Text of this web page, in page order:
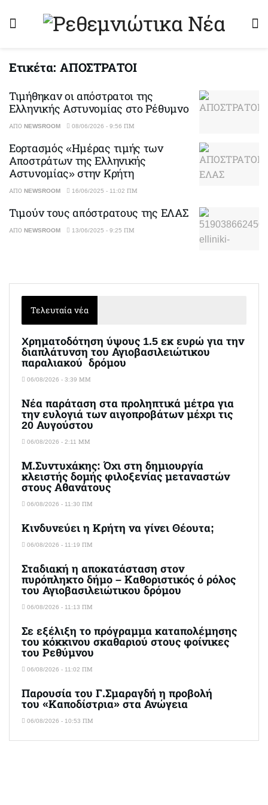
Ετικέτα:ΑΠΟΣΤΡΑΤΟΙ
Τιμήθηκαν οι απόστρατοι της
Ελληνικής Αστυνομίας στο Ρέθυμνο
ΑΠΌ NEWSROOM 08/06/2026 - 9:56 ΠΜ
Εορτασμός «Ημέρας τιμής των
Αποστράτων της Ελληνικής
Αστυνομίας» στην Κρήτη
ΑΠΌ NEWSROOM 16/06/2025 - 11:02 ΠΜ
Τιμούν τους απόστρατους της ΕΛΑΣ
ΑΠΌ NEWSROOM 13/06/2025 - 9:25 ΠΜ
Τελευταία νέα
Xρηματοδότηση ύψους 1.5 εκ ευρώ για την
διαπλάτυνση του Αγιοβασιλειώτικου
παραλιακού δρόμου
06/08/2026 - 3:39 ΜΜ
Νέα παράταση στα προληπτικά μέτρα για
την ευλογιά των αιγοπροβάτων μέχρι τις
20 Αυγούστου
06/08/2026 - 2:11 ΜΜ
Μ.Συντυχάκης: Όχι στη δημιουργία
κλειστής δομής φιλοξενίας μεταναστών
στους Αθανάτους
06/08/2026 - 11:30 ΠΜ
Κινδυνεύει η Κρήτη να γίνει Θέουτα;
06/08/2026 - 11:19 ΠΜ
Σταδιακή η αποκατάσταση στον
πυρόπληκτο δήμο – Καθοριστικός ό ρόλος
του Αγιοβασιλειώτικου δρόμου
06/08/2026 - 11:13 ΠΜ
Σε εξέλιξη το πρόγραμμα καταπολέμησης
του κόκκινου σκαθαριού στους φοίνικες
του Ρεθύμνου
06/08/2026 - 11:02 ΠΜ
Παρουσία του Γ.Σμαραγδή η προβολή
του «Καποδίστρια» στα Ανώγεια
06/08/2026 - 10:53 ΠΜ